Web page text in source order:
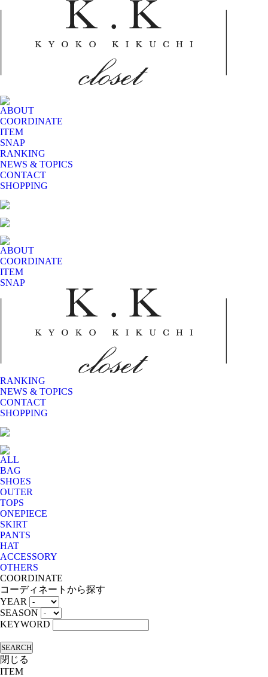
ABOUT
COORDINATE
ITEM
SNAP
RANKING
NEWS & TOPICS
CONTACT
SHOPPING
ABOUT
COORDINATE
ITEM
SNAP
RANKING
NEWS & TOPICS
CONTACT
SHOPPING
ALL
BAG
SHOES
OUTER
TOPS
ONEPIECE
SKIRT
PANTS
HAT
ACCESSORY
OTHERS
COORDINATE
コーディネートから探す
YEAR
SEASON
KEYWORD
SEARCH
閉じる
ITEM